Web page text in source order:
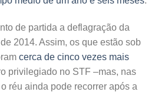
de partida a deflagração da
2014. Assim, os que estão sob
cerca de cinco vezes mais
privilegiado no STF –mas, nas
réu ainda pode recorrer após a